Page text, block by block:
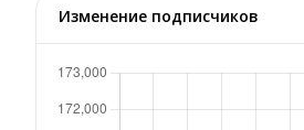
Изменение подписчиков